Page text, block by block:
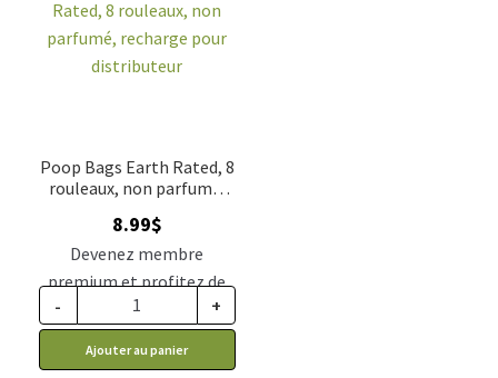
Poop Bags Earth Rated, 8
rouleaux, non parfumé,
distributeur
8.99$
Devenez membre
premium et profitez de
ce prix rabais : 7.42$ CA
- +
Ajouter au panier